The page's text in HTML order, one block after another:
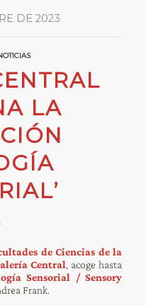
DE 2023
LA
de Ciencias de la
Central, acoge hasta
Sensorial / Sensory
Frank.